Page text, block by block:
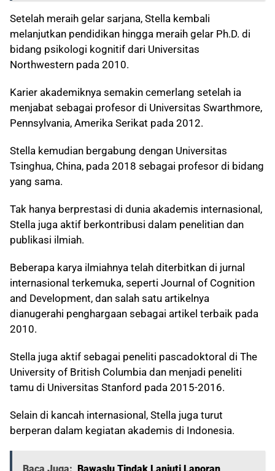
Setelah meraih gelar sarjana, Stella kembali
melanjutkan pendidikan hingga meraih gelar Ph.D. di
bidang psikologi kognitif dari Universitas
Northwestern pada 2010.
Karier akademiknya semakin cemerlang setelah ia
menjabat sebagai profesor di Universitas Swarthmore,
Pennsylvania, Amerika Serikat pada 2012.
Stella kemudian bergabung dengan Universitas
Tsinghua, China, pada 2018 sebagai profesor di bidang
yang sama.
Tak hanya berprestasi di dunia akademis internasional,
Stella juga aktif berkontribusi dalam penelitian dan
publikasi ilmiah.
Beberapa karya ilmiahnya telah diterbitkan di jurnal
internasional terkemuka, seperti Journal of Cognition
and Development, dan salah satu artikelnya
dianugerahi penghargaan sebagai artikel terbaik pada
2010.
Stella juga aktif sebagai peneliti pascadoktoral di The
University of British Columbia dan menjadi peneliti
tamu di Universitas Stanford pada 2015-2016.
Selain di kancah internasional, Stella juga turut
berperan dalam kegiatan akademis di Indonesia.